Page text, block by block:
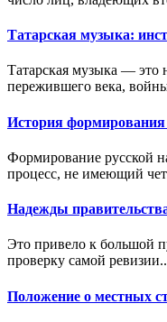
Татарская музыка:
Татарская музыка — это
пережившего века,
История формирования
Формирование русской
процесс, не имеющий
Надежды
Это привело к большой
проверку самой
Положение о местных